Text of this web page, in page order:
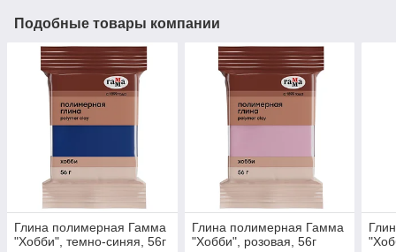
Подобные товары компании
Глина полимерная Гамма
"Хобби", темно-синяя, 56г
Глина полимерная Гамма
"Хобби", розовая, 56г